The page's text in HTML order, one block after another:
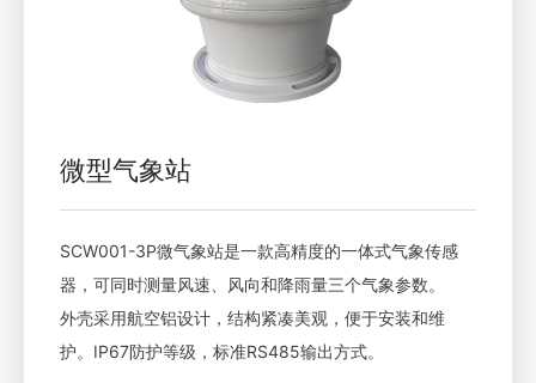
微型气象站
SCW001-3P微气象站是一款高精度的一体式气象传感
器，可同时测量风速、风向和降雨量三个气象参数。
外壳采用航空铝设计，结构紧凑美观，便于安装和维
护。IP67防护等级，标准RS485输出方式。